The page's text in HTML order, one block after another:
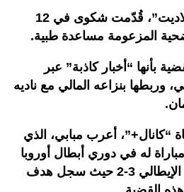
وبحسب صحيفة “أفتونبلاديت”، قُدّمت شكوى في 12
المزعومة مساعدة طبية.
بأنها “أخبار كاذبة” عبر
وربطها بنزاعه المالي مع ناديه
“كانال+”، أعرب مبابي، الذي
له في دوري أبطال أوروبا
التي فاز فيها على أتالانتا الإيطالي 3-2 حيث سجل هدف